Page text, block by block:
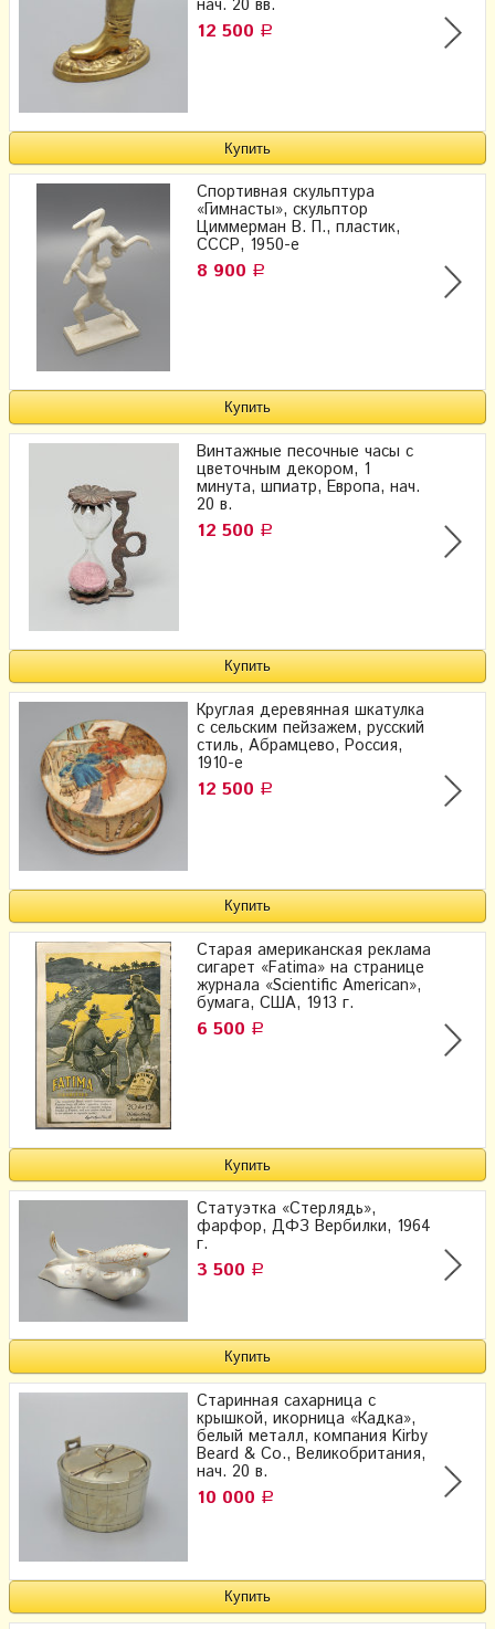
нач. 20 вв.
12 500 Р
Спортивная скульптура
«Гимнасты», скульптор
Циммерман В. П., пластик​,
СССР, 1950-е
8 900 Р
Винтажные песочные часы с
цветочным декором, 1
минута, шпиатр, Европа, нач.
20 в.
12 500 Р
Круглая деревянная шкатулка
с сельским пейзажем, русский
стиль, Абрамцево, Россия,
1910-е
12 500 Р
Старая американская реклама
сигарет «Fatima» на странице
журнала «Scientific American»,
бумага, США, 1913 г.
6 500 Р
Статуэтка «Стерлядь»,
фарфор, ДФЗ Вербилки, 1964
г.
3 500 Р
Старинная сахарница с
крышкой, икорница «Кадка»,
белый металл, компания Kirby
Beard & Co., Великобритания,
нач. 20 в.
10 000 Р